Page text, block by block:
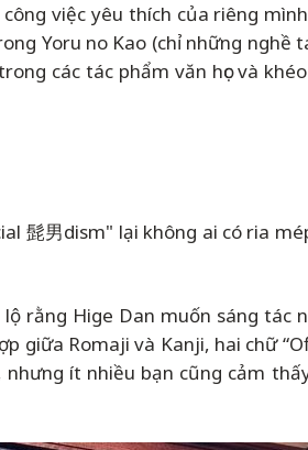
việc yêu thích của riêng
Yoru no Kao (chỉ những nghề
các tác phẩm văn học và
男dism" lại không ai có ria
rằng Hige Dan muốn sáng tác
Romaji và Kanji, hai chữ
ít nhiều bạn cũng cảm